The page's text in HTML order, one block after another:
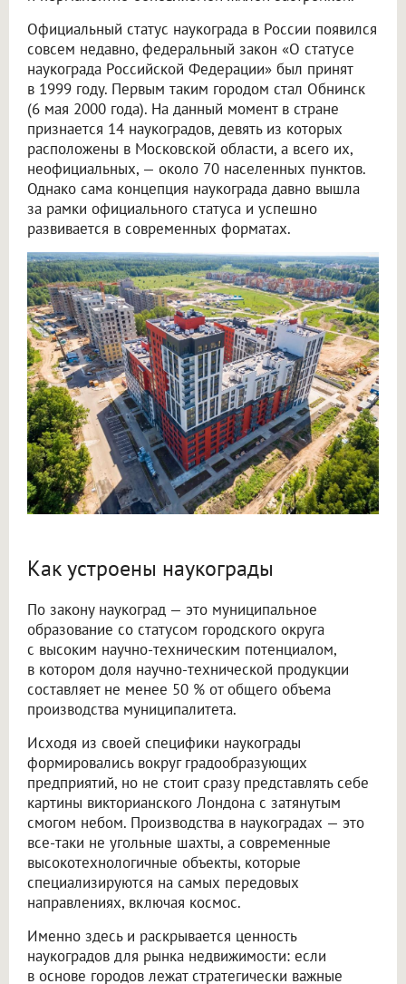
Официальный статус наукограда в России появился
совсем недавно, федеральный закон «О статусе
наукограда Российской Федерации» был принят
в 1999 году. Первым таким городом стал Обнинск
(6 мая 2000 года). На данный момент в стране
признается 14 наукоградов, девять из которых
расположены в Московской области, а всего их,
неофициальных, — около 70 населенных пунктов.
Однако сама концепция наукограда давно вышла
за рамки официального статуса и успешно
развивается в современных форматах.
Как устроены наукограды
По закону наукоград — это муниципальное
образование со статусом городского округа
с высоким научно-техническим потенциалом,
в котором доля научно-технической продукции
составляет не менее 50 % от общего объема
производства муниципалитета.
Исходя из своей специфики наукограды
формировались вокруг градообразующих
предприятий, но не стоит сразу представлять себе
картины викторианского Лондона с затянутым
смогом небом. Производства в наукоградах — это
все-таки не угольные шахты, а современные
высокотехнологичные объекты, которые
специализируются на самых передовых
направлениях, включая космос.
Именно здесь и раскрывается ценность
наукоградов для рынка недвижимости: если
в основе городов лежат стратегически важные